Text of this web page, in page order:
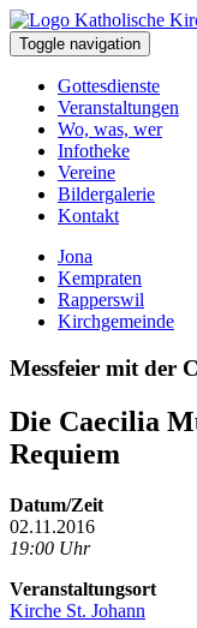
Toggle navigation
Gottesdienste
Veranstaltungen
Wo, was, wer
Infotheke
Vereine
Bildergalerie
Kontakt
Jona
Kempraten
Rapperswil
Kirchgemeinde
Messfeier mit der
Die Caecilia
Requiem
Datum/Zeit
02.11.2016
19:00 Uhr
Veranstaltungsort
Kirche St. Johann